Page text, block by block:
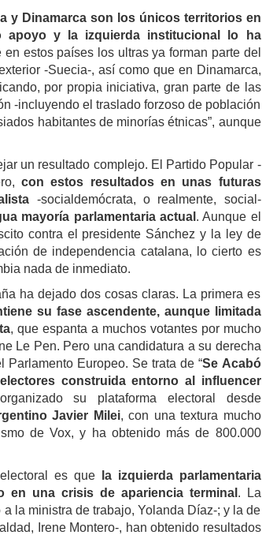
y Dinamarca son los únicos territorios en
apoyo y la izquierda institucional
lo ha
estos países los ultras ya forman parte del
-Suecia-, así como que en Dinamarca,
por propia iniciativa, gran parte de las
-incluyendo el traslado forzoso de población
habitantes de minorías étnicas”, aunque
un resultado complejo. El Partido Popular -
con estos resultados en unas futuras
-socialdemócrata, o realmente, social-
mayoría parlamentaria actual . Aunque el
contra el presidente Sánchez y la ley de
de independencia catalana, lo cierto es
nada de inmediato.
ha dejado dos cosas claras. La primera es
su fase ascendente, aunque limitada
, que espanta a muchos votantes por mucho
Le Pen. Pero una candidatura a su derecha
Europeo. Se trata de “Se Acabó
construida entorno al influencer
su plataforma electoral desde
Javier Milei, con una textura mucho
de Vox, y ha obtenido más de 800.000
es que
la izquierda parlamentaria
en una crisis de apariencia terminal . La
la ministra de trabajo, Yolanda Díaz-; y la de
Irene Montero-, han obtenido resultados